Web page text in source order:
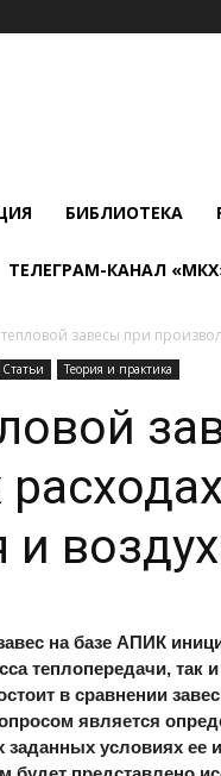
БИБЛИОТЕКА
ТЕЛЕГРАМ-КАНАЛ
завесы при
Статьи Теория и практика
и
на базе АПИК
теплопередачи, так
в сравнении
является
условиях ее